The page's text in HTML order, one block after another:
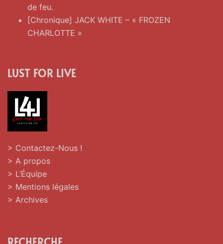
de feu.
[Chronique] JACK WHITE – « FROZEN
CHARLOTTE »
LUST FOR LIVE
> Contactez-Nous !
> A propos
> L’Équipe
> Mentions légales
> Archives